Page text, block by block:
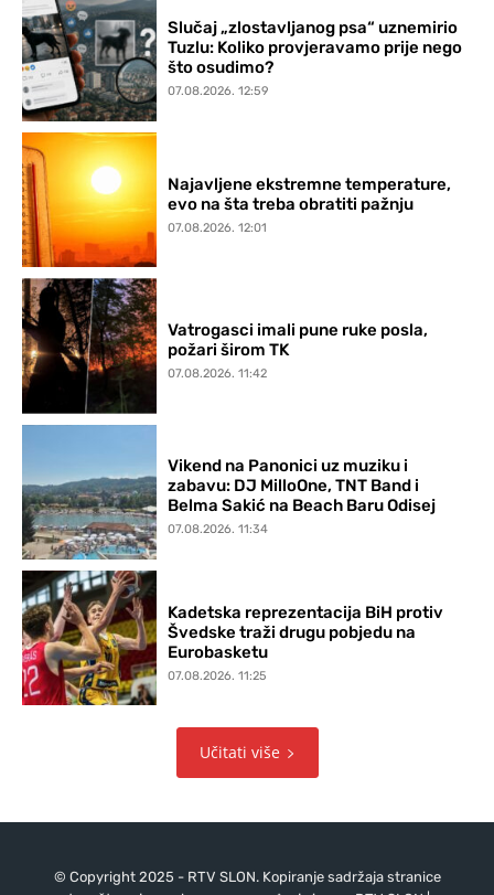
Slučaj „zlostavljanog psa“ uznemirio
Tuzlu: Koliko provjeravamo prije nego
što osudimo?
07.08.2026. 12:59
Najavljene ekstremne temperature,
evo na šta treba obratiti pažnju
07.08.2026. 12:01
Vatrogasci imali pune ruke posla,
požari širom TK
07.08.2026. 11:42
Vikend na Panonici uz muziku i
zabavu: DJ MilloOne, TNT Band i
Belma Sakić na Beach Baru Odisej
07.08.2026. 11:34
Kadetska reprezentacija BiH protiv
Švedske traži drugu pobjedu na
Eurobasketu
07.08.2026. 11:25
Učitati više
© Copyright 2025 - RTV SLON. Kopiranje sadržaja stranice